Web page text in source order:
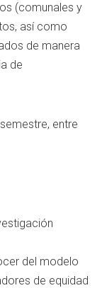
(comunales y
así como
de manera
de
entre
del modelo
de equidad